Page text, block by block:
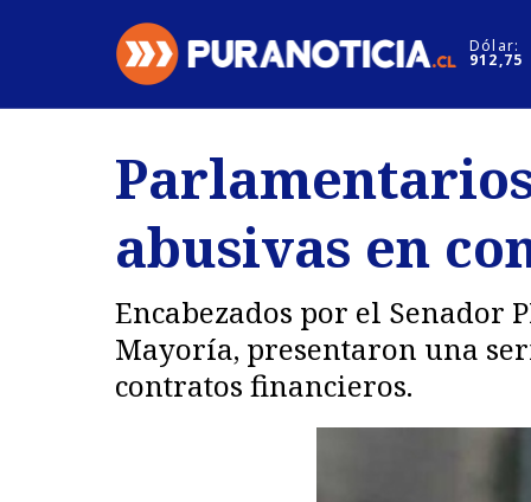
Dólar:
912,75
Regiones
Deportes Motores
abusivas en
Encabezados por el Senador
Mayoría, presentaron una
contratos financieros.